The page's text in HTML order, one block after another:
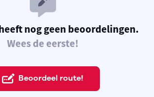
nog geen beoordelingen.
Wees de eerste!
Beoordeel route!